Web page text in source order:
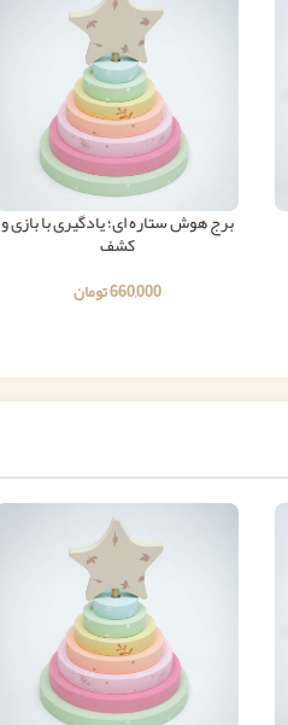
برج هوش ستاره ای؛ یادگیری با بازی و
کشف
660,000تومان